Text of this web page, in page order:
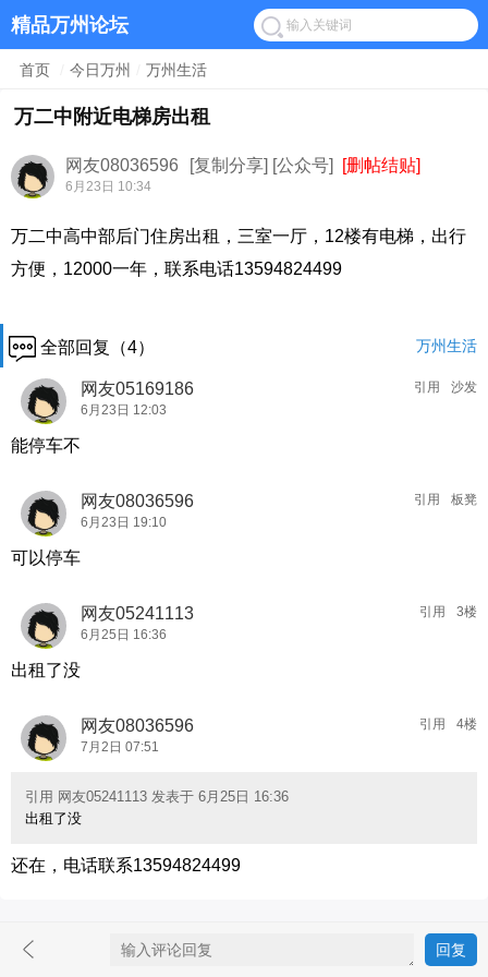
精品万州论坛
首页 今日万州 万州生活
万二中附近电梯房出租
网友08036596
6月23日 10:34
[复制分享] [公众号] [删帖结贴]
万二中高中部后门住房出租，三室一厅，12楼有电梯，出行
方便，12000一年，联系电话13594824499
全部回复（4） 万州生活
网友05169186
6月23日 12:03
引用 沙发
能停车不
网友08036596
6月23日 19:10
引用 板凳
可以停车
网友05241113
6月25日 16:36
引用 3楼
出租了没
网友08036596
7月2日 07:51
引用 4楼
引用 网友05241113 发表于 6月25日 16:36
出租了没
还在，电话联系13594824499